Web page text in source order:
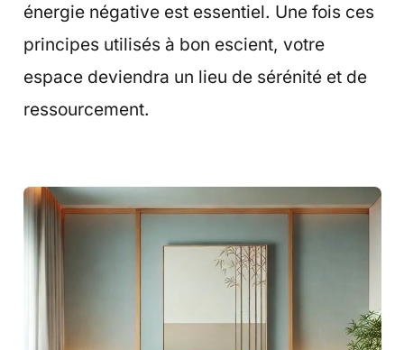
énergie négative est essentiel. Une fois ces
principes utilisés à bon escient, votre
espace deviendra un lieu de sérénité et de
ressourcement.